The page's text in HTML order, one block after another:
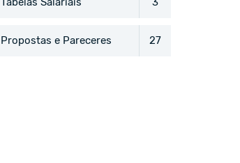
Tabelas Salariais 3
Propostas e Pareceres 27